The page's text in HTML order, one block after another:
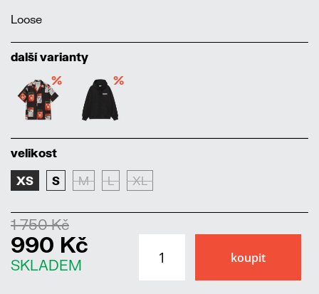
Loose
další varianty
%
%
velikost
XS S M L XL
1 750 Kč
990 Kč
SKLADEM